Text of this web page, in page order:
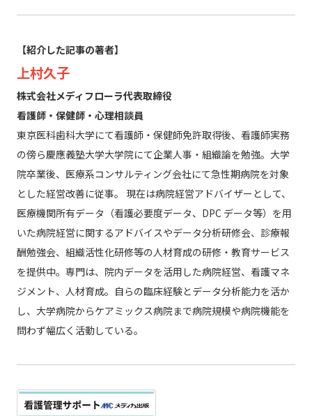
【紹介した記事の著者】
上村久子
株式会社メディフローラ代表取締役
看護師・保健師・心理相談員
東京医科歯科大学にて看護師・保健師免許取得後、看護師実務
の傍ら慶應義塾大学大学院にて企業人事・組織論を勉強。大学
院卒業後、医療系コンサルティング会社にて急性期病院を対象
とした経営改善に従事。 現在は病院経営アドバイザーとして、
医療機関所有データ（看護必要度データ、DPC データ等）を用
いた病院経営に関するアドバイスやデータ分析研修会、診療報
酬勉強会、組織活性化研修等の人材育成の研修・教育サービス
を提供中。専門は、院内データを活用した病院経営、看護マネ
ジメント、人材育成。自らの臨床経験とデータ分析能力を活か
し、大学病院からケアミックス病院まで病院規模や病院機能を
問わず幅広く活動している。